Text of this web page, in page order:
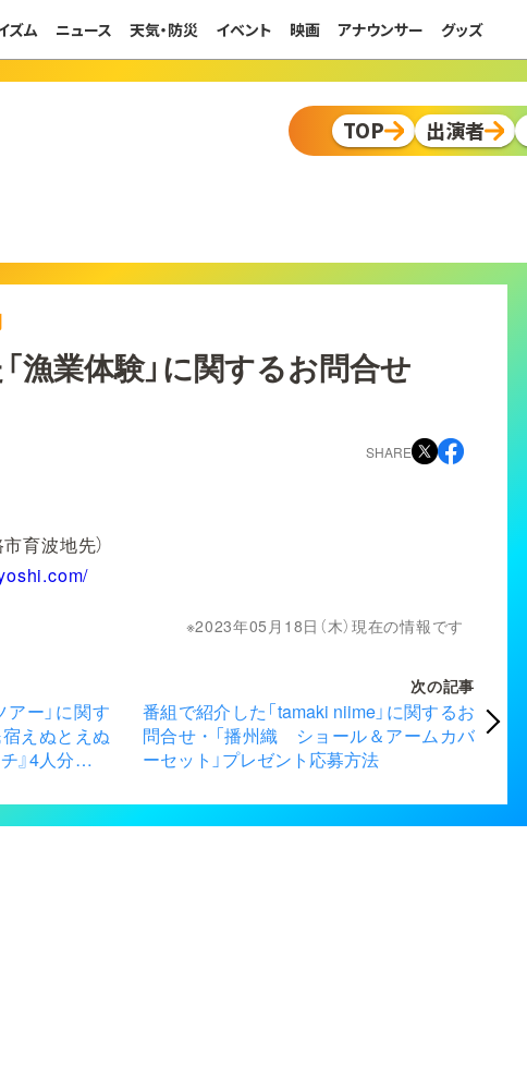
ズム ニュース 天気・防災 イベント 映画 アナウンサー グッズ
TOP 出演者
漁業体験」に関するお問合せ
SHARE
育波地先）
2023年05月18日（木）現在の情報です
ー」に関す
えぬとえぬ
』4人分食事
次の記事
番組で紹介した「tamaki niime」に関するお
問合せ・「播州織 ショール＆アームカバ
ーセット」プレゼント応募方法